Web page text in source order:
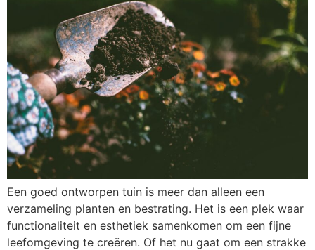
Een goed ontworpen tuin is meer dan alleen een
verzameling planten en bestrating. Het is een plek waar
functionaliteit en esthetiek samenkomen om een fijne
leefomgeving te creëren. Of het nu gaat om een strakke